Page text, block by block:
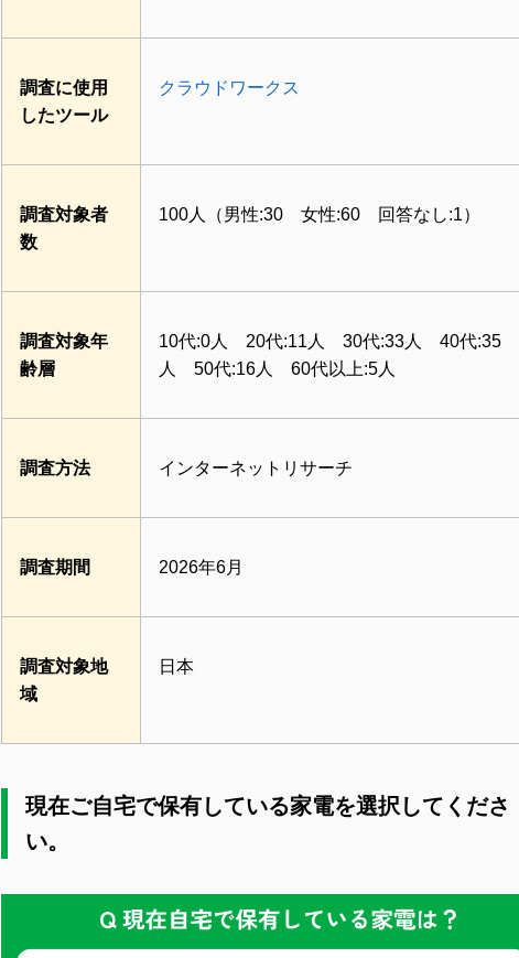
調査に使用
したツール
クラウドワークス
調査対象者
数
100人（男性:30 女性:60 回答なし:1）
調査対象年
齢層
10代:0人 20代:11人 30代:33人 40代:35
人 50代:16人 60代以上:5人
調査方法 インターネットリサーチ
調査期間 2026年6月
調査対象地
域
日本
現在ご自宅で保有している家電を選択してくださ
い。